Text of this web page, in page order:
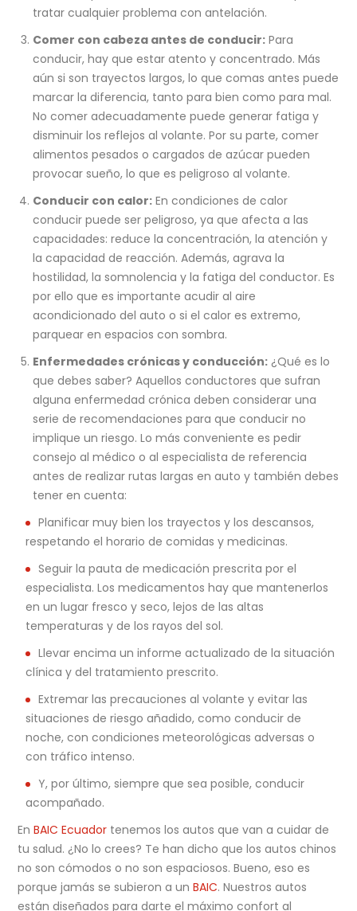
tratar cualquier problema con antelación.
Comer con cabeza antes de conducir:Para
conducir, hay que estar atento y concentrado. Más
aún si son trayectos largos, lo que comas antes puede
marcar la diferencia, tanto para bien como para mal.
No comer adecuadamente puede generar fatiga y
disminuir los reflejos al volante. Por su parte, comer
alimentos pesados o cargados de azúcar pueden
provocar sueño, lo que es peligroso al volante.
Conducir con calor:En condiciones de calor
conducir puede ser peligroso, ya que afecta a las
capacidades: reduce la concentración, la atención y
la capacidad de reacción. Además, agrava la
hostilidad, la somnolencia y la fatiga del conductor. Es
por ello que es importante acudir al aire
acondicionado del auto o si el calor es extremo,
parquear en espacios con sombra.
Enfermedades crónicas y conducción:¿Qué es lo
que debes saber? Aquellos conductores que sufran
alguna enfermedad crónica deben considerar una
serie de recomendaciones para que conducir no
implique un riesgo. Lo más conveniente es pedir
consejo al médico o al especialista de referencia
antes de realizar rutas largas en auto y también debes
tener en cuenta:
Planificar muy bien los trayectos y los descansos,
respetando el horario de comidas y medicinas.
Seguir la pauta de medicación prescrita por el
especialista. Los medicamentos hay que mantenerlos
en un lugar fresco y seco, lejos de las altas
temperaturas y de los rayos del sol.
Llevar encima un informe actualizado de la situación
clínica y del tratamiento prescrito.
Extremar las precauciones al volante y evitar las
situaciones de riesgo añadido, como conducir de
noche, con condiciones meteorológicas adversas o
con tráfico intenso.
Y, por último, siempre que sea posible, conducir
acompañado.
EnBAIC Ecuador tenemos los autos que van a cuidar de
tu salud. ¿No lo crees? Te han dicho que los autos chinos
no son cómodos o no son espaciosos. Bueno, eso es
porque jamás se subieron a unBAIC. Nuestros autos
están diseñados para darte el máximo confort al